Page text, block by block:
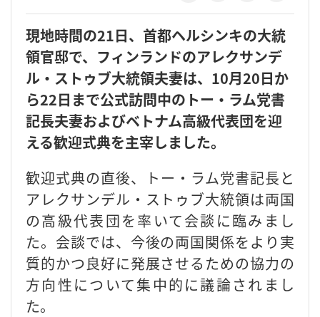
現地時間の21日、首都ヘルシンキの大統
領官邸で、フィンランドのアレクサンデ
ル・ストゥブ大統領夫妻は、10月20日か
ら22日まで公式訪問中のトー・ラム党書
記長夫妻およびベトナム高級代表団を迎
える歓迎式典を主宰しました。
歓迎式典の直後、トー・ラム党書記長と
アレクサンデル・ストゥブ大統領は両国
の高級代表団を率いて会談に臨みまし
た。会談では、今後の両国関係をより実
質的かつ良好に発展させるための協力の
方向性について集中的に議論されまし
た。